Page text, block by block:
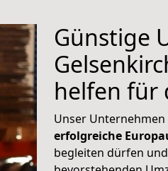
Günstige
helfen für
Unser
erfolgreiche
begleiten dürfen